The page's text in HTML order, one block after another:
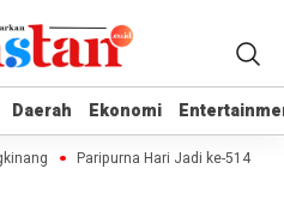
Daerah Ekonomi
Daerah Ekonomi
Paripurna Hari Jadi ke-514